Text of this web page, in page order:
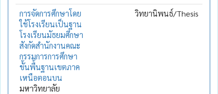
การจัดการศึกษาโดย
ใช้โรงเรียนเป็นฐาน
โรงเรียนมัธยมศึกษา
สังกัดสำนักงานคณะ
กรรมการการศึกษา
ขั้นพื้นฐานเขตภาค
เหนือตอนบน
มหาวิทยาลัย
วิทยานิพนธ์/Thesis